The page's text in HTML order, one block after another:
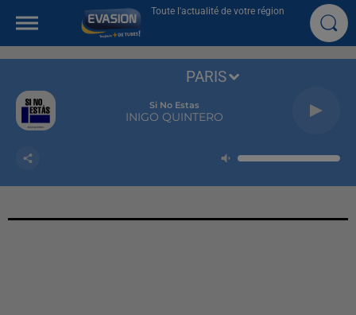
Toute l'actualité de votre région
Si No Estas
INIGO QUINTERO
PARIS